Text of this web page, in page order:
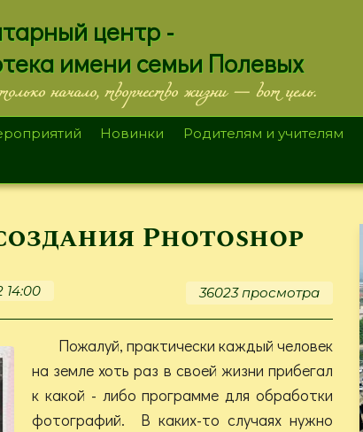
центр -
имени семьи Полевых
начало, творчество жизни — вот цель.
Новинки Родителям и учителям
Photoshop
14:00 36023 просмотра
Пожалуй, практически каждый человек
на земле хоть раз в своей жизни прибегал
к какой - либо программе для обработки
фотографий. В каких-то случаях нужно